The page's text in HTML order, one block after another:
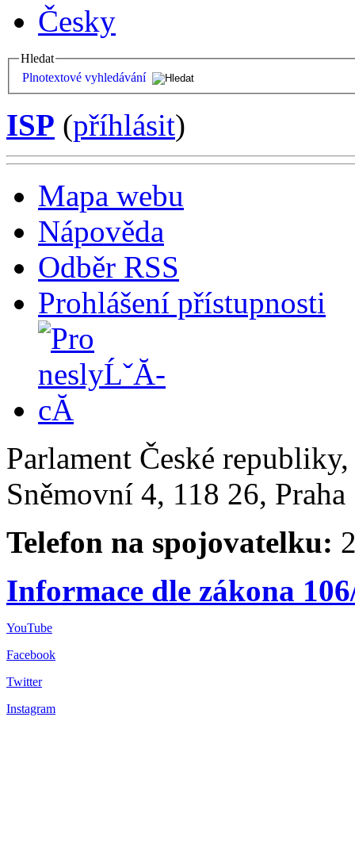
Česky
Hledat
Plnotextové vyhledávání
ISP (příhlásit)
Mapa webu
Nápověda
Odběr RSS
Prohlášení přístupnosti
Parlament České
Sněmovní 4, 118 26,
Telefon na spojovatelku:
Informace dle zákona
YouTube
Facebook
Twitter
Instagram